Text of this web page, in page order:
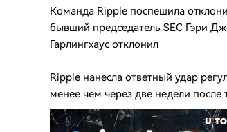
Команда Ripple поспешила
бывший председатель SEC Гэри
Гарлингхаус отклонил
Ripple нанесла ответный удар
менее чем через две недели